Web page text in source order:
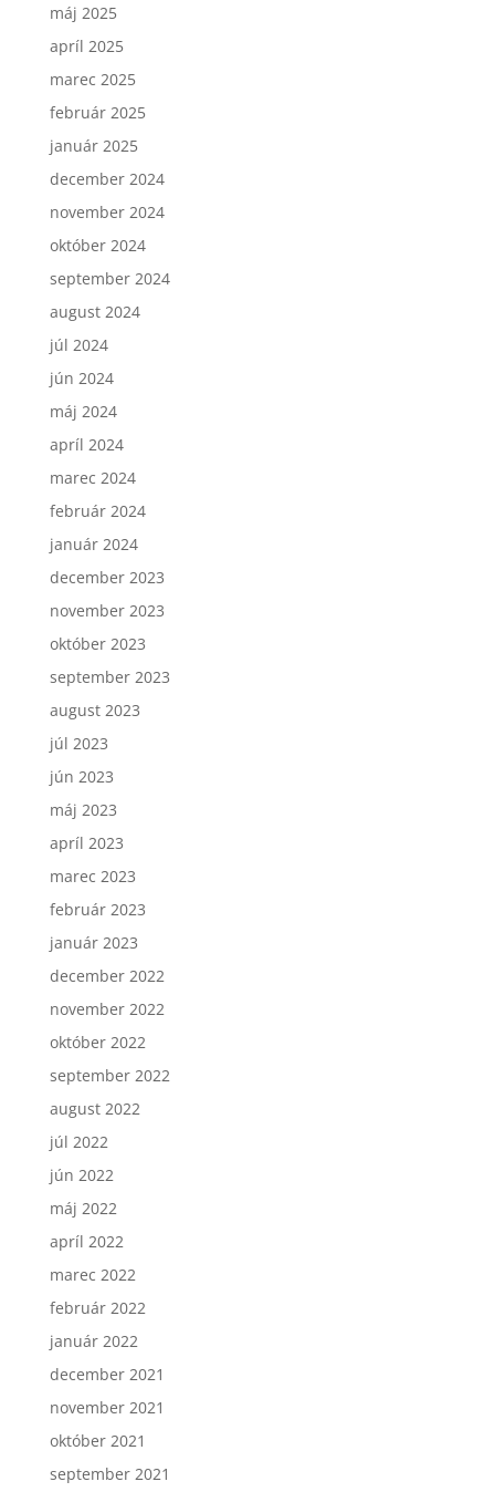
máj 2025
apríl 2025
marec 2025
február 2025
január 2025
december 2024
november 2024
október 2024
september 2024
august 2024
júl 2024
jún 2024
máj 2024
apríl 2024
marec 2024
február 2024
január 2024
december 2023
november 2023
október 2023
september 2023
august 2023
júl 2023
jún 2023
máj 2023
apríl 2023
marec 2023
február 2023
január 2023
december 2022
november 2022
október 2022
september 2022
august 2022
júl 2022
jún 2022
máj 2022
apríl 2022
marec 2022
február 2022
január 2022
december 2021
november 2021
október 2021
september 2021